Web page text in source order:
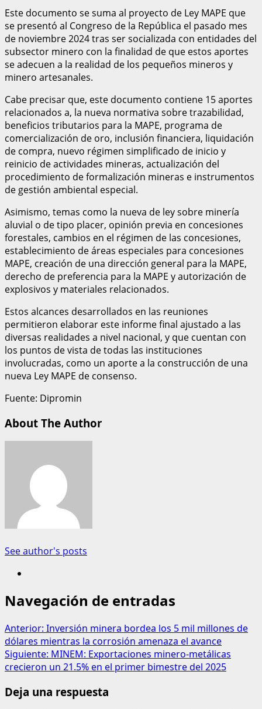
Este documento se suma al proyecto de Ley MAPE que
se presentó al Congreso de la República el pasado mes
de noviembre 2024 tras ser socializada con entidades del
subsector minero con la finalidad de que estos aportes
se adecuen a la realidad de los pequeños mineros y
minero artesanales.
Cabe precisar que, este documento contiene 15 aportes
relacionados a, la nueva normativa sobre trazabilidad,
beneficios tributarios para la MAPE, programa de
comercialización de oro, inclusión financiera, liquidación
de compra, nuevo régimen simplificado de inicio y
reinicio de actividades mineras, actualización del
procedimiento de formalización mineras e instrumentos
de gestión ambiental especial.
Asimismo, temas como la nueva de ley sobre minería
aluvial o de tipo placer, opinión previa en concesiones
forestales, cambios en el régimen de las concesiones,
establecimiento de áreas especiales para concesiones
MAPE, creación de una dirección general para la MAPE,
derecho de preferencia para la MAPE y autorización de
explosivos y materiales relacionados.
Estos alcances desarrollados en las reuniones
permitieron elaborar este informe final ajustado a las
diversas realidades a nivel nacional, y que cuentan con
los puntos de vista de todas las instituciones
involucradas, como un aporte a la construcción de una
nueva Ley MAPE de consenso.
Fuente: Dipromin
About The Author
See author's posts
Navegación de entradas
Anterior: Inversión minera bordea los 5 mil millones de
dólares mientras la corrosión amenaza el avance
Siguiente: MINEM: Exportaciones minero-metálicas
crecieron un 21.5% en el primer bimestre del 2025
Deja una respuesta